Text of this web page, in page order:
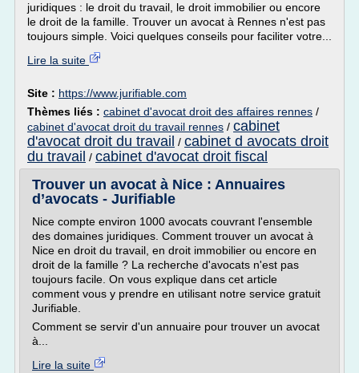
juridiques : le droit du travail, le droit immobilier ou encore
le droit de la famille. Trouver un avocat à Rennes n'est pas
toujours simple. Voici quelques conseils pour faciliter votre...
Lire la suite
Site : https://www.jurifiable.com
Thèmes liés : cabinet d'avocat droit des affaires rennes /
cabinet d'avocat droit du travail rennes / cabinet
d'avocat droit du travail / cabinet d avocats droit
du travail / cabinet d'avocat droit fiscal
Trouver un avocat à Nice : Annuaires
d’avocats - Jurifiable
Nice compte environ 1000 avocats couvrant l'ensemble
des domaines juridiques. Comment trouver un avocat à
Nice en droit du travail, en droit immobilier ou encore en
droit de la famille ? La recherche d'avocats n'est pas
toujours facile. On vous explique dans cet article
comment vous y prendre en utilisant notre service gratuit
Jurifiable.
Comment se servir d'un annuaire pour trouver un avocat
à...
Lire la suite